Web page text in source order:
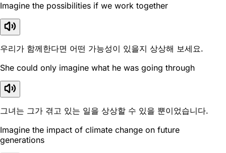
Imagine the possibilities if we work together
우리가 함께한다면 어떤 가능성이 있을지 상상해 보세요.
She could only imagine what he was going through
그녀는 그가 겪고 있는 일을 상상할 수 있을 뿐이었습니다.
Imagine the impact of climate change on future
generations